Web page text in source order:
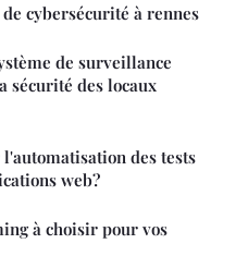
cybersécurité à rennes
de surveillance
sécurité des locaux
des tests
web?
à choisir pour vos